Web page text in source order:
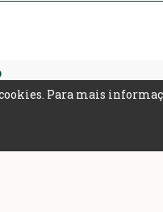
2026
Para mais